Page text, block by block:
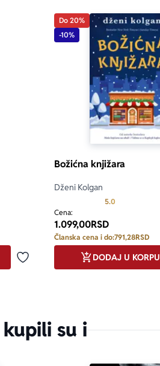
Dodaj u omiljene
Do 20%
-10%
Božićna knjižara
Dženi Kolgan
5.0
Cena:
1.099,00RSD
Članska cena i do:791,28RSD
DODAJ U KORPU
su i